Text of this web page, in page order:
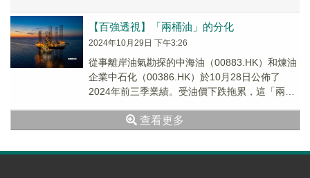
【百強透視】「兩桶油」的分化
2024年10月29日 下午3:26
從事離岸油氣勘探的中海油（00883.HK）和煉油
企業中石化（00386.HK）於10月28日公佈了
2024年前三季業績。受油價下跌拖累，這「兩桶
查看更多